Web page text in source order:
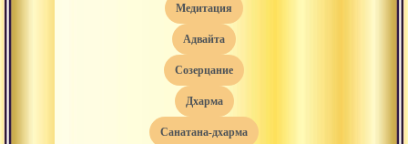
медитация
адвайта
созерцание
дхарма
санатана-дхарма